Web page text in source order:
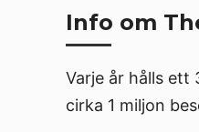
Info om
Varje år hålls ett
cirka 1 miljon